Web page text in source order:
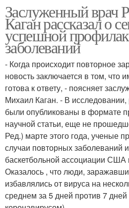
Заслуженный врач
Каган рассказал о
успешной
заболеваний
- Когда происходит повторное
новость заключается в том, что
готова к ответу, - поясняет
Михаил Каган. - В исследовании,
были опубликованы в формате
научной статьи, еще не
Ред.) марте этого года, ученые
случаи повторных заболеваний
баскетбольной ассоциации США
Оказалось , что люди,
избавлялись от вируса на
среднем за 5 дней против 7